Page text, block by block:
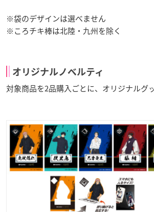
※袋のデザインは選べません
※ころチキ棒は北陸・九州を除く
オリジナルノベルティ
対象商品を2品購入ごとに、オリジナルグ